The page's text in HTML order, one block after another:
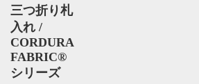
三つ折り札
入れ /
CORDURA
FABRIC®
シリーズ